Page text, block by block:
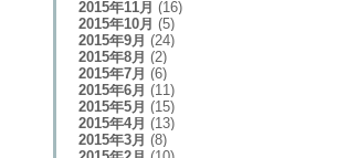
2015年11月 (16)
2015年10月 (5)
2015年9月 (24)
2015年8月 (2)
2015年7月 (6)
2015年6月 (11)
2015年5月 (15)
2015年4月 (13)
2015年3月 (8)